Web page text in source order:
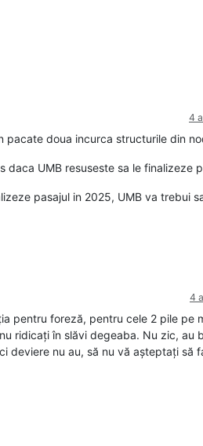
4
pacate doua incurca structurile din
UMB resuseste sa le finalizeze
pasajul in 2025, UMB va trebui
4
pentru foreză, pentru cele 2 pile pe
ridicați în slăvi degeaba. Nu zic, au
deviere nu au, să nu vă așteptați să